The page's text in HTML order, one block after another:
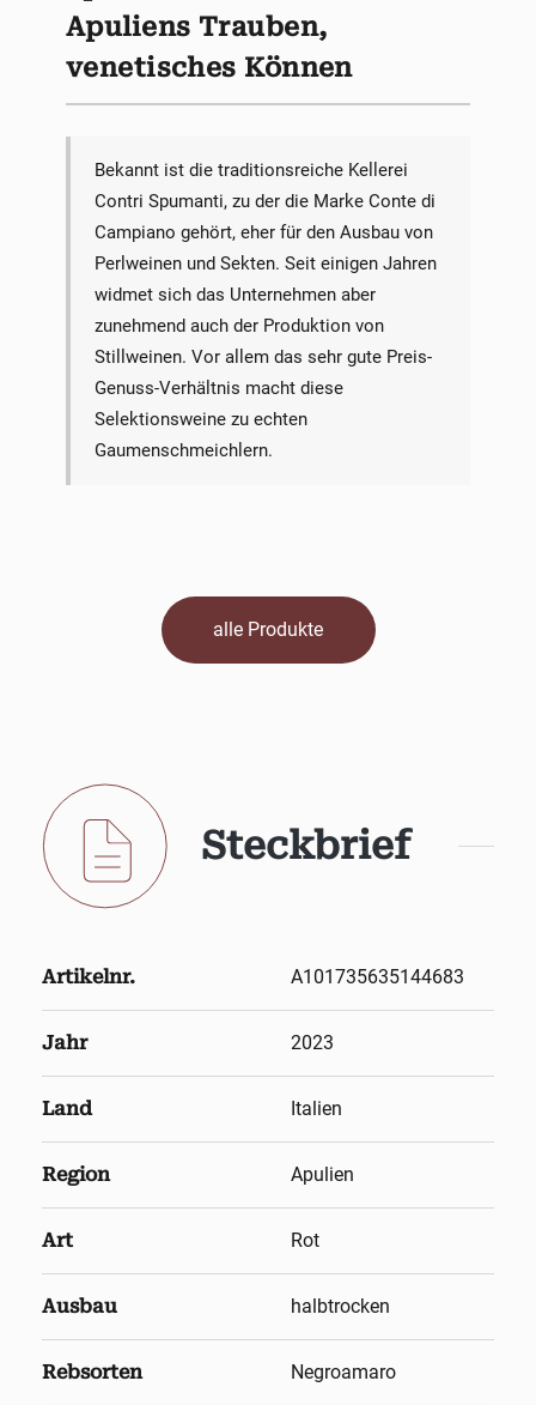
Apuliens Trauben,
venetisches Können
Bekannt ist die traditionsreiche Kellerei
Contri Spumanti, zu der die Marke Conte di
Campiano gehört, eher für den Ausbau von
Perlweinen und Sekten. Seit einigen Jahren
widmet sich das Unternehmen aber
zunehmend auch der Produktion von
Stillweinen. Vor allem das sehr gute Preis-
Genuss-Verhältnis macht diese
Selektionsweine zu echten
Gaumenschmeichlern.
alle Produkte
Steckbrief
Artikelnr. A101735635144683
Jahr 2023
Land Italien
Region Apulien
Art Rot
Ausbau halbtrocken
Rebsorten Negroamaro